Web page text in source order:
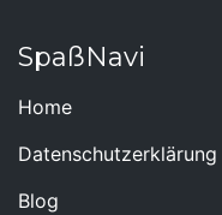
SpaßNavi
Home
Datenschutzerklärung
Blog